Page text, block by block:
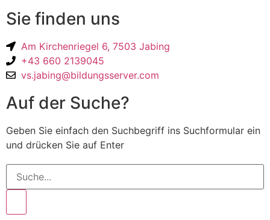
Sie finden uns
Am Kirchenriegel 6, 7503 Jabing
+43 660 2139045
vs.jabing@bildungsserver.com
Auf der Suche?
Geben Sie einfach den Suchbegriff ins Suchformular ein
und drücken Sie auf Enter